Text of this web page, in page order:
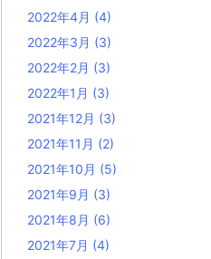
2022年4月 (4)
2022年3月 (3)
2022年2月 (3)
2022年1月 (3)
2021年12月 (3)
2021年11月 (2)
2021年10月 (5)
2021年9月 (3)
2021年8月 (6)
2021年7月 (4)